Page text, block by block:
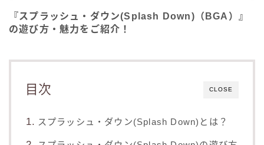
『スプラッシュ・ダウン(Splash Down)（BGA）』
の遊び方・魅力をご紹介！
CLOSE
目次
スプラッシュ・ダウン(Splash Down)とは？